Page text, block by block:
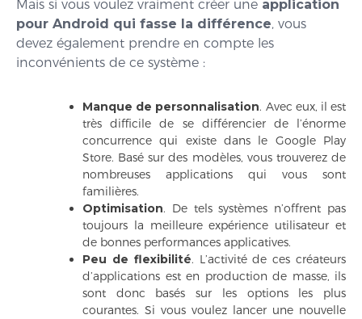
Mais si vous voulez vraiment créer une application
pour Android qui fasse la différence, vous
devez également prendre en compte les
inconvénients de ce système :
Manque de personnalisation. Avec eux, il est
très difficile de se différencier de l’énorme
concurrence qui existe dans le Google Play
Store. Basé sur des modèles, vous trouverez de
nombreuses applications qui vous sont
familières.
Optimisation. De tels systèmes n’offrent pas
toujours la meilleure expérience utilisateur et
de bonnes performances applicatives.
Peu de flexibilité. L’activité de ces créateurs
d’applications est en production de masse, ils
sont donc basés sur les options les plus
courantes. Si vous voulez lancer une nouvelle